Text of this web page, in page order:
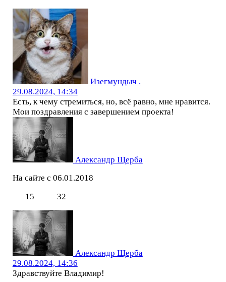
Изегмундыч .
29.08.2024, 14:34
Есть, к чему стремиться, но, всё равно, мне нравится.
Мои поздравления с завершением проекта!
Александр Щерба
На сайте с 06.01.2018
15
32
Александр Щерба
29.08.2024, 14:36
Здравствуйте Владимир!